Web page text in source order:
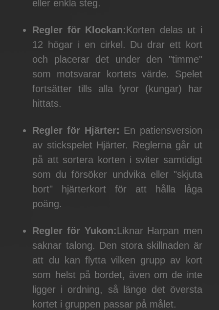
eller enkla steg.
Regler för Klockan:Korten delas ut i
12 högar i en cirkel. Du drar ett kort
och placerar det under den "timme"
som motsvarar kortets värde. Spelet
fortsätter tills alla fyror (kungar) har
hittats.
Regler för Hjärter: En patiensversion
av stickspelet Hjärter. Reglerna går ut
på att sortera korten i sviter samtidigt
som du försöker undvika eller "skjuta
bort" hjärterkort för att hålla låga
poäng.
Regler för Yukon:Liknar Harpan men
saknar talong. Den stora skillnaden är
att du kan flytta vilken grupp av kort
som helst på bordet, även om de inte
ligger i ordning, så länge det översta
kortet i gruppen passar på målet.